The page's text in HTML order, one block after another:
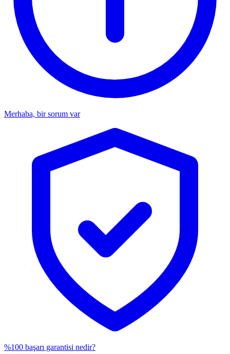
Merhaba, bir sorum var
%100 başarı garantisi nedir?